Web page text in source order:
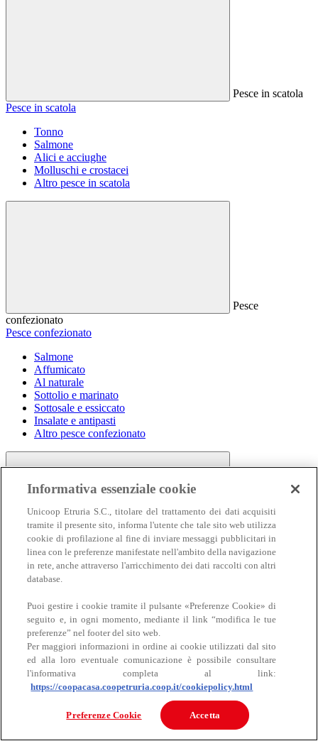
Pesce in scatola
Pesce in scatola
Tonno
Salmone
Alici e acciughe
Molluschi e crostacei
Altro pesce in scatola
Pesce
confezionato
Pesce confezionato
Salmone
Affumicato
Al naturale
Sottolio e marinato
Sottosale e essiccato
Insalate e antipasti
Altro pesce confezionato
Carne
Carne
Bovino
Informativa essenziale cookie
Unicoop Etruria S.C., titolare del trattamento dei dati acquisiti
tramite il presente sito, informa l'utente che tale sito web utilizza
cookie di profilazione al fine di inviare messaggi pubblicitari in
linea con le preferenze manifestate nell'ambito della navigazione
in rete, anche attraverso l'arricchimento dei dati raccolti con altri
database.
Puoi gestire i cookie tramite il pulsante «Preferenze Cookie» di
seguito e, in ogni momento, mediante il link “modifica le tue
preferenze” nel footer del sito web.
Per maggiori informazioni in ordine ai cookie utilizzati dal sito
ed alla loro eventuale comunicazione è possibile consultare
l'informativa completa al link:
https://coopacasa.coopetruria.coop.it/cookiepolicy.html
Preferenze Cookie Accetta